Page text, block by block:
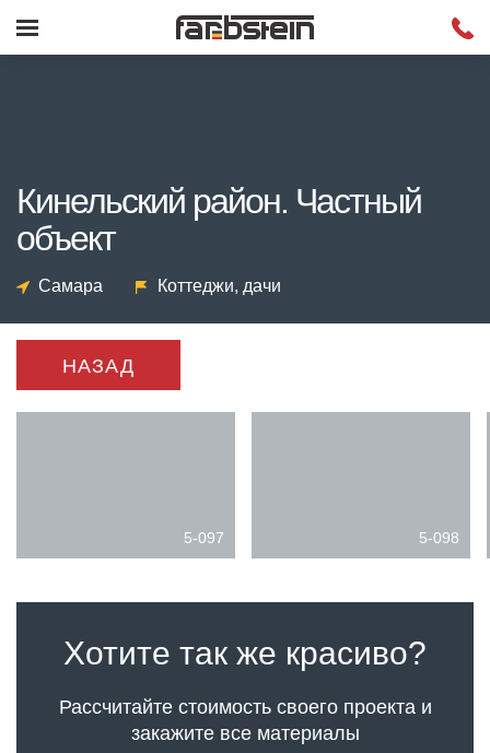
Кинельский район. Частный
объект
Самара Коттеджи, дачи
НАЗАД
5-097 5-098
Хотите так же красиво?
Рассчитайте стоимость своего проектаи
закажите все материалы